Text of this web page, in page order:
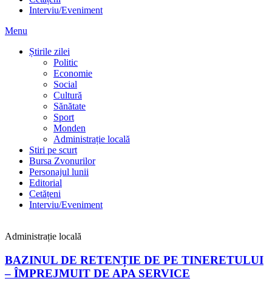
Interviu/Eveniment
Menu
Știrile zilei
Politic
Economie
Social
Cultură
Sănătate
Sport
Monden
Administrație locală
Stiri pe scurt
Bursa Zvonurilor
Personajul lunii
Editorial
Cetățeni
Interviu/Eveniment
Administrație locală
BAZINUL DE RETENȚIE DE PE TINERETULUI
– ÎMPREJMUIT DE APA SERVICE